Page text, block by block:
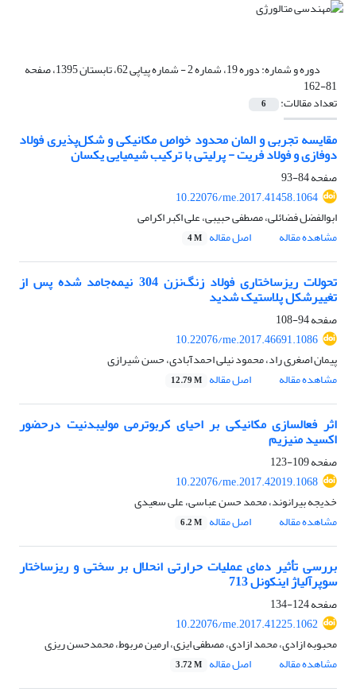
دوره و شماره: دوره 19، شماره 2 - شماره پیاپی 62، تابستان 1395، صفحه
81-162
تعداد مقالات: 6
مقایسه تجربی و المان محدود خواص مکانیکی و شکل‌پذیری فولاد
دوفازی و فولاد فریت - پرلیتی با ترکیب شیمیایی یکسان
صفحه84-93
10.22076/me.2017.41458.1064
ابوالفضل فضائلی، مصطفی حبیبی، علی اکبر اکرامی
مشاهده مقاله
اصل مقاله 4 M
تحولات ریزساختاری فولاد زنگ‌نزن 304 نیمه‌جامد شده پس از
تغییرشکل پلاستیک شدید
صفحه94-108
10.22076/me.2017.46691.1086
پیمان اصغری راد، محمود نیلی احمدآبادی، حسن شیرازی
مشاهده مقاله
اصل مقاله 12.79 M
اثر فعالسازی مکانیکی بر احیای کربوترمی مولیبدنیت درحضور
اکسید منیزیم
صفحه109-123
10.22076/me.2017.42019.1068
خدیجه بیرانوند، محمد حسن عباسی، علی سعیدی
مشاهده مقاله
اصل مقاله 6.2 M
بررسی تأثیر دمای عملیات حرارتی انحلال بر سختی و ریزساختار
سوپرآلیاژ اینکونل 713
صفحه124-134
10.22076/me.2017.41225.1062
محبوبه ازادی، محمد ازادی، مصطفی ایزی، ارمین مربوط، محمدحسن ریزی
مشاهده مقاله
اصل مقاله 3.72 M